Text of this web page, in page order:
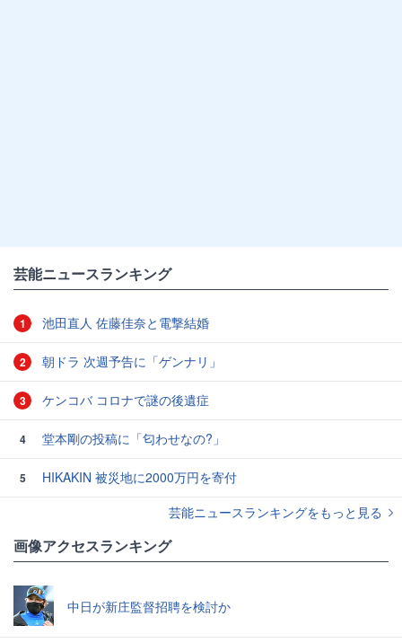
芸能ニュースランキング
1 池田直人 佐藤佳奈と電撃結婚
2 朝ドラ 次週予告に「ゲンナリ」
3 ケンコバ コロナで謎の後遺症
4 堂本剛の投稿に「匂わせなの?」
5
HIKAKIN 被災地に2000万円を寄付
芸能ニュースランキングをもっと見る
画像アクセスランキング
中日が新庄監督招聘を検討か